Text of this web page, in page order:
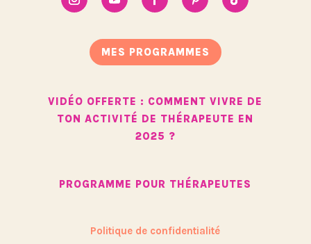
MES PROGRAMMES
VIDÉO OFFERTE : COMMENT VIVRE DE
TON ACTIVITÉ DE THÉRAPEUTE EN
2025 ?
PROGRAMME POUR THÉRAPEUTES
Politique de confidentialité